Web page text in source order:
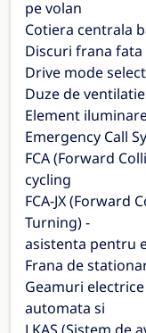
pe volan
Cotiera centrala
Discuri frana fata
Drive mode select
Duze de
Element
Emergency Call
FCA (Forward
cycling
FCA-JX (Forward
Turning) -
asistenta pentru
Frana de
Geamuri
automata si